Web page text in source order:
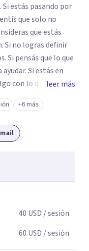
estás pasando por
que solo no
que estás
Si no logras definir
Si pensás que lo que
Si estás en
con lo que te está
esa angustia.
leer más
+6 más
40 USD / sesión
60 USD / sesión